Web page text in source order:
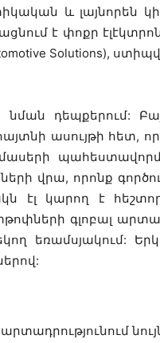
և լայնորեն
է փոքր
Solutions),
դեպքերում:
ասույթի հետ,
մասերի
վրա, որոնք
էլ կարող է
գլոբալ
եռամսյակում: